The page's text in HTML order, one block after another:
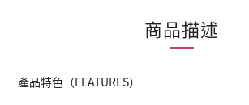
商品描述
產品特色（FEATURES）